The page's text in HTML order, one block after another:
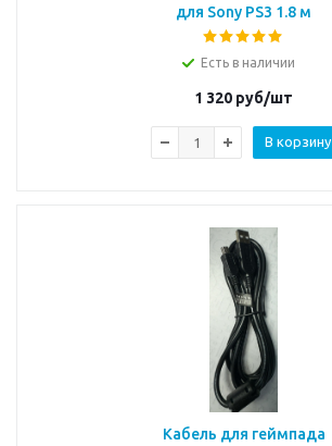
для Sony PS3 1.8 м
Есть в наличии
1 320 руб/шт
В корзину
Кабель для геймпада